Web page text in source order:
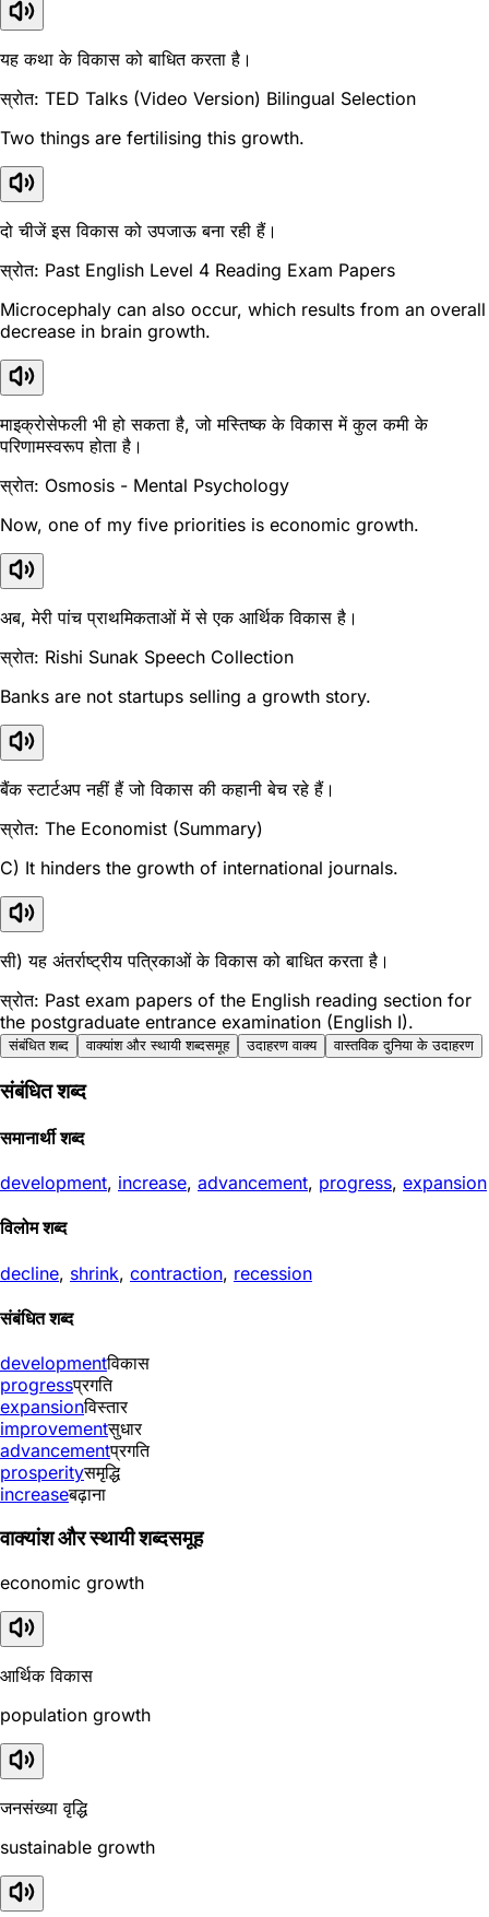
यह कथा के विकास को बाधित करता है।
स्रोत: TED Talks (Video Version) Bilingual Selection
Two things are fertilising this growth.
दो चीजें इस विकास को उपजाऊ बना रही हैं।
स्रोत: Past English Level 4 Reading Exam Papers
Microcephaly can also occur, which results from an overall
decrease in brain growth.
माइक्रोसेफली भी हो सकता है, जो मस्तिष्क के विकास में कुल कमी के
परिणामस्वरूप होता है।
स्रोत: Osmosis - Mental Psychology
Now, one of my five priorities is economic growth.
अब, मेरी पांच प्राथमिकताओं में से एक आर्थिक विकास है।
स्रोत: Rishi Sunak Speech Collection
Banks are not startups selling a growth story.
बैंक स्टार्टअप नहीं हैं जो विकास की कहानी बेच रहे हैं।
स्रोत: The Economist (Summary)
C) It hinders the growth of international journals.
सी) यह अंतर्राष्ट्रीय पत्रिकाओं के विकास को बाधित करता है।
स्रोत: Past exam papers of the English reading section for
the postgraduate entrance examination (English I).
संबंधित शब्द वाक्यांश और स्थायी शब्दसमूह उदाहरण वाक्य वास्तविक दुनिया के उदाहरण
संबंधित शब्द
समानार्थी शब्द
development, increase, advancement, progress, expansion
विलोम शब्द
decline, shrink, contraction, recession
संबंधित शब्द
developmentविकास
progressप्रगति
expansionविस्तार
improvementसुधार
advancementप्रगति
prosperityसमृद्धि
increaseबढ़ाना
वाक्यांश और स्थायी शब्दसमूह
economic growth
आर्थिक विकास
population growth
जनसंख्या वृद्धि
sustainable growth